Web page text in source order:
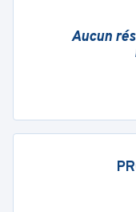
Aucun